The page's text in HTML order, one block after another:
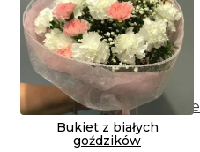
Lilii
Alstromeria
Goździki
Gerbery
Tulipany
Kolorowa gipsówka
Wiązanki pogrzebowe
Bukiet z białych
goździków